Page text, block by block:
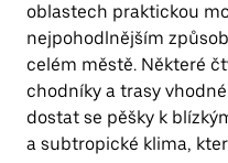
oblastech praktickou
nejpohodlnějším
celém městě. Některé
chodníky a trasy
dostat se pěšky k
a subtropické klima,